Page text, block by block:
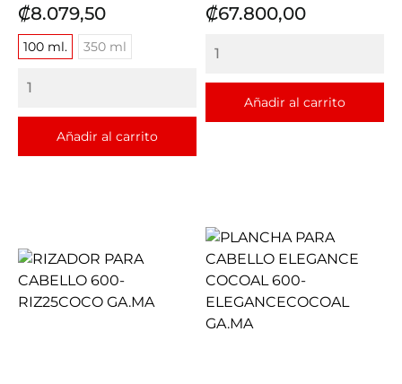
Precio
₡8.079,50
100 ml. 350 ml
Añadir al carrito
Precio
₡67.800,00
Añadir al carrito